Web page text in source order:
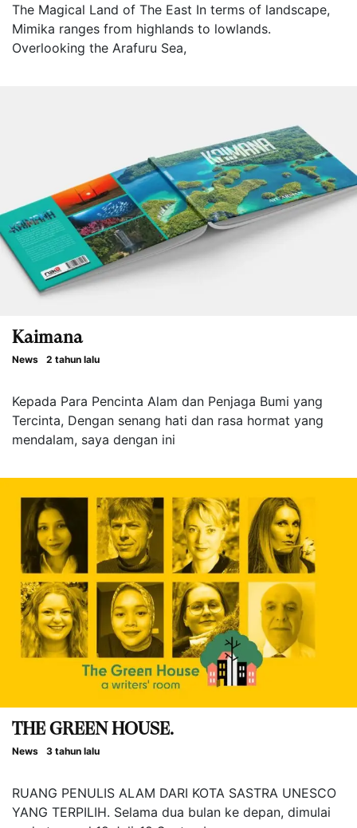
The Magical Land of The East In terms of landscape,
Mimika ranges from highlands to lowlands.
Overlooking the Arafuru Sea,
Kaimana
News 2 tahun lalu
Kepada Para Pencinta Alam dan Penjaga Bumi yang
Tercinta, Dengan senang hati dan rasa hormat yang
mendalam, saya dengan ini
THE GREEN HOUSE.
News 3 tahun lalu
RUANG PENULIS ALAM DARI KOTA SASTRA UNESCO
YANG TERPILIH. Selama dua bulan ke depan, dimulai